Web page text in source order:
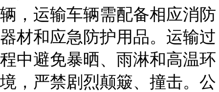
辆，运输车辆需配备相应消防
器材和应急防护用品。运输过
程中避免暴晒、雨淋和高温环
境，严禁剧烈颠簸、撞击。公